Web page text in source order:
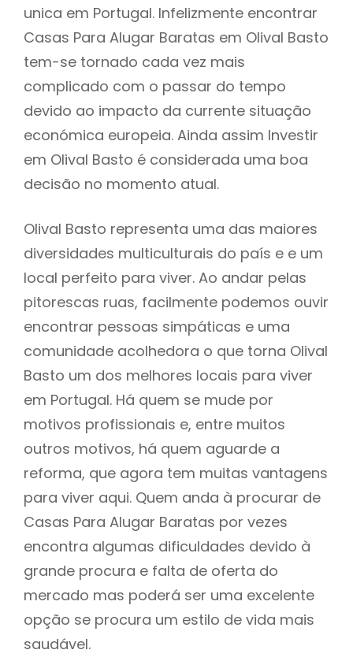
unica em Portugal. Infelizmente encontrar
Casas Para Alugar Baratas em Olival Basto
tem-se tornado cada vez mais
complicado com o passar do tempo
devido ao impacto da currente situação
económica europeia. Ainda assim Investir
em Olival Basto é considerada uma boa
decisão no momento atual.
Olival Basto representa uma das maiores
diversidades multiculturais do país e e um
local perfeito para viver. Ao andar pelas
pitorescas ruas, facilmente podemos ouvir
encontrar pessoas simpáticas e uma
comunidade acolhedora o que torna Olival
Basto um dos melhores locais para viver
em Portugal. Há quem se mude por
motivos profissionais e, entre muitos
outros motivos, há quem aguarde a
reforma, que agora tem muitas vantagens
para viver aqui. Quem anda à procurar de
Casas Para Alugar Baratas por vezes
encontra algumas dificuldades devido à
grande procura e falta de oferta do
mercado mas poderá ser uma excelente
opção se procura um estilo de vida mais
saudável.